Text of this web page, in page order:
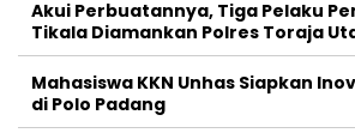
Akui Perbuatannya, Tiga Pelaku
Tikala Diamankan Polres Toraja
Mahasiswa KKN Unhas Siapkan
di Polo Padang